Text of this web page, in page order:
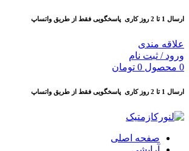
ارسال 1 تا 2 روز کاری پاسخگویی فقط از طریق واتساپ
علاقه مندی
ورود / ثبت نام
0 محصول 0 تومان
ارسال 1 تا 2 روز کاری پاسخگویی فقط از طریق واتساپ
صفحه اصلی